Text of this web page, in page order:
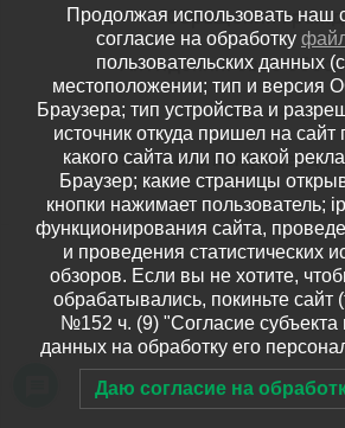
Обращения
Антидопинговое
Контакты
Политика
Продолжая использовать наш
согласие на обработку
пользовательских данных
местоположении; тип и версия
Браузера; тип устройства и
источник откуда пришел на сайт
какого сайта или по какой
Браузер; какие страницы
кнопки нажимает пользователь;
функционирования сайта,
и проведения статистических
обзоров. Если вы не хотите,
обрабатывались, покиньте сайт
№152 ч. (9) "Согласие
данных на обработку его
Даю согласие на